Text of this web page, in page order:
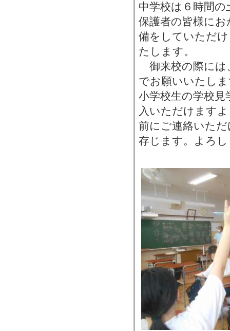
中学校は６時間
保護者の皆様に
備をしていただ
たします。
御来校の際には
でお願いいたし
小学校生の学校見
入いただけます
前にご連絡いた
存じます。よろ